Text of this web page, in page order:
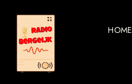
HOME